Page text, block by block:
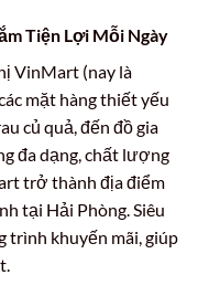
Tiện Lợi Mỗi Ngày
VinMart (nay là
mặt hàng thiết yếu
củ quả, đến đồ gia
đa dạng, chất lượng
trở thành địa điểm
tại Hải Phòng. Siêu
trình khuyến mãi, giúp